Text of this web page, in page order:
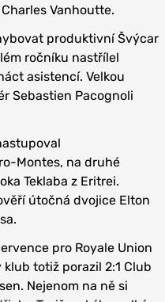
Vanhoutte.
produktivní Švýcar
ročníku nastřílel
asistencí. Velkou
Sebastien Pacognoli
Montes, na druhé
Teklaba z Eritrei.
útočná dvojice Elton
pro Royale Union
totiž porazil 2:1 Club
Nejenom na ně si